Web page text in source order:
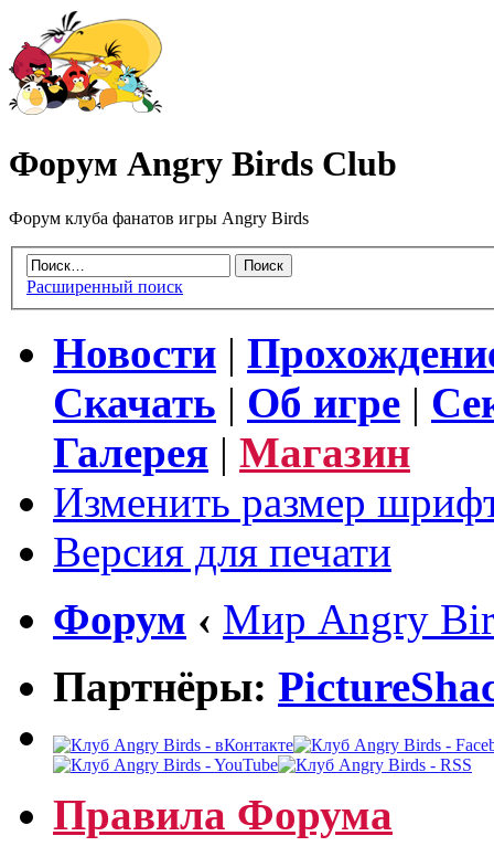
Форум Angry Birds Club
Форум клуба фанатов игры Angry Birds
Расширенный поиск
Новости |
Скачать | Об игре |
Галерея | Магазин
Изменить размер
Версия для печати
Форум ‹ Мир Angry
Партнёры:
Правила Форума